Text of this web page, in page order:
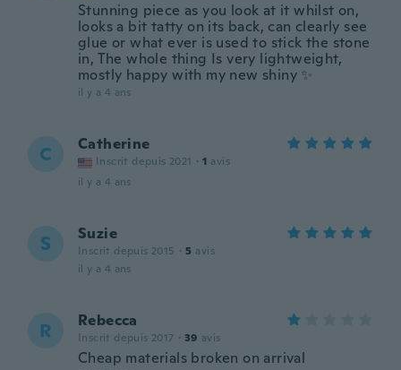
Stunning piece as you look at it whilst on,
looks a bit tatty on its back, can clearly see
glue or what ever is used to stick the stone
in, The whole thing Is very lightweight,
mostly happy with my new shiny ✨️
il y a 4 ans
C Catherine
Inscrit depuis 2021 · 1 avis
il y a 4 ans
S Suzie
Inscrit depuis 2015 · 5 avis
il y a 4 ans
R Rebecca
Inscrit depuis 2017 · 39 avis
Cheap materials broken on arrival